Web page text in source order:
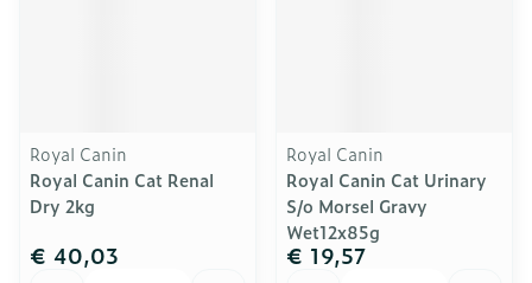
Royal Canin
Royal Canin Cat Renal
Dry 2kg
€ 40,03
Royal Canin
Royal Canin Cat Urinary
S/o Morsel Gravy
Wet12x85g
€ 19,57